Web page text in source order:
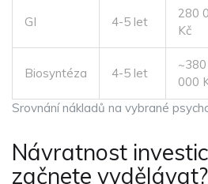
Srovnání nákladů na vybrané
GI 4-5 let
280
Kč
Biosyntéza 4-5 let
~380
000
Návratnost
začnete vydělávat?